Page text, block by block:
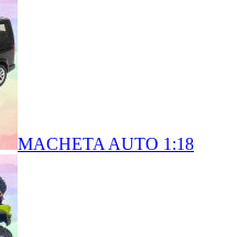
MACHETA AUTO 1:18